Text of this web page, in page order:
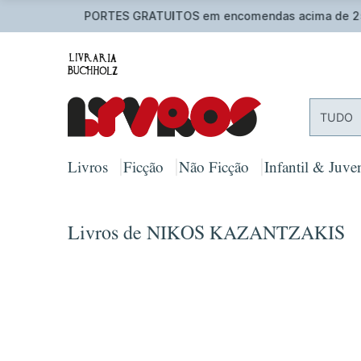
TUDO
Livros Ficção Não Ficção Infantil &
Livros de NIKOS KAZANTZAKIS